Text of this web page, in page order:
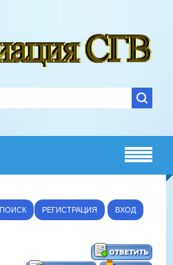
ПОИСК РЕГИСТРАЦИЯ ВХОД